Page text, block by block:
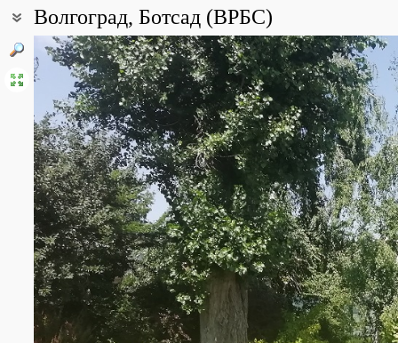
Волгоград, Ботсад (ВРБС)
Coordinates:
48° 45′ 51.17″ N, 44° 34′ 20.67″ E (view at maps of
Google,
All photos(6) Photos of plants & lichens(63)